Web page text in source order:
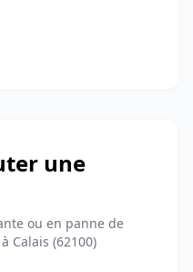
une
ou en panne de
Calais (62100)